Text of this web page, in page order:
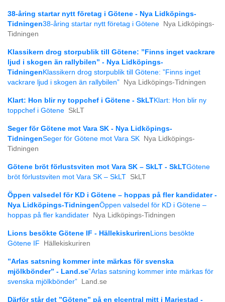
38-åring startar nytt företag i Götene - Nya Lidköpings-
Tidningen38-åring startar nytt företag i Götene
Nya Lidköpings-
Tidningen
Klassikern drog storpublik till Götene: ”Finns inget vackrare
ljud i skogen än rallybilen” - Nya Lidköpings-
Tidningen Klassikern drog storpublik till Götene: ”Finns inget
vackrare ljud i skogen än rallybilen”
Nya Lidköpings-Tidningen
Klart: Hon blir ny toppchef i Götene - SkLTKlart: Hon blir ny
toppchef i Götene SkLT
Seger för Götene mot Vara SK - Nya Lidköpings-
TidningenSeger för Götene mot Vara SK
Nya Lidköpings-
Tidningen
Götene bröt förlustsviten mot Vara SK – SkLT - SkLTGötene
bröt förlustsviten mot Vara SK – SkLT SkLT
Öppen valsedel för KD i Götene – hoppas på fler kandidater -
Nya Lidköpings-TidningenÖppen valsedel för KD i Götene –
hoppas på fler kandidater
Nya Lidköpings-Tidningen
Lions besökte Götene IF - Hällekiskuriren Lions besökte
Götene IF
Hällekiskuriren
”Arlas satsning kommer inte märkas för svenska
mjölkbönder” - Land.se”Arlas satsning kommer inte märkas för
svenska mjölkbönder”
Land.se
Därför står det ”Götene” på en elcentral mitt i Mariestad -